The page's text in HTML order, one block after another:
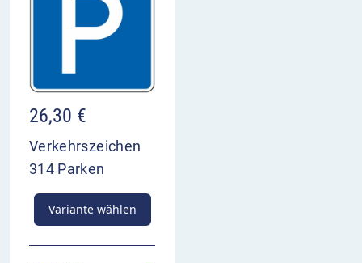
26,30 €
Verkehrszeichen
314 Parken
Variante wählen